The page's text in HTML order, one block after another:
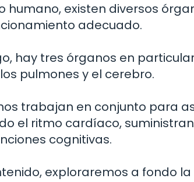
humano, existen diversos
adecuado.
hay tres órganos en
pulmones y el cerebro.
trabajan en conjunto para
el ritmo cardíaco,
cognitivas.
exploraremos a fondo